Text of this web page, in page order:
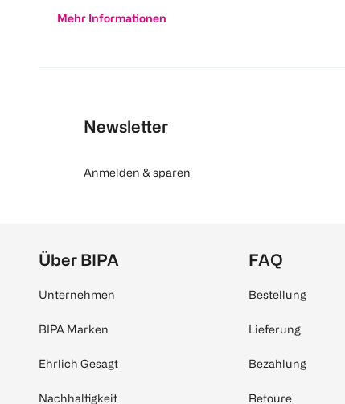
Mehr Informationen
Newsletter
Anmelden & sparen
Über BIPA
Unternehmen
BIPA Marken
Ehrlich Gesagt
Nachhaltigkeit
FAQ
Bestellung
Lieferung
Bezahlung
Retoure